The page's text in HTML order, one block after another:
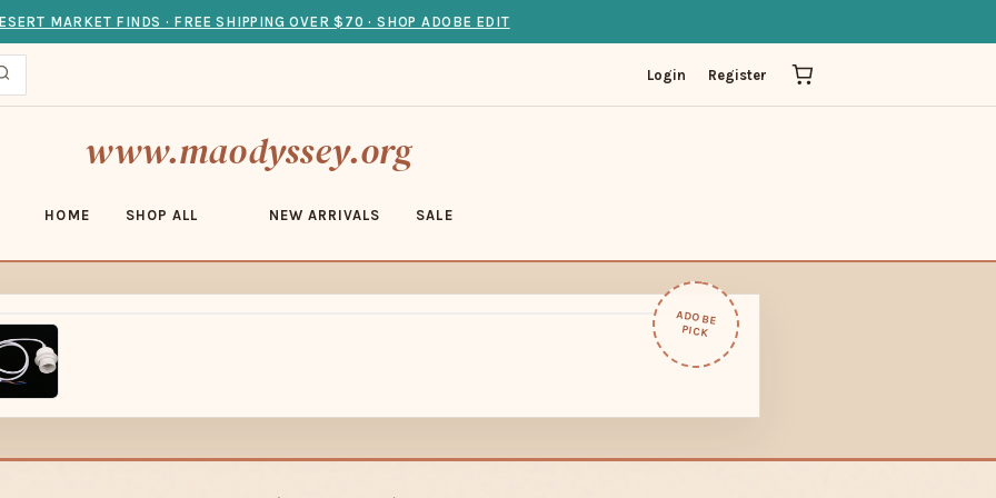
MARKET FINDS · FREE SHIPPING OVER $70 · SHOP ADOBE EDIT
Login Register
www.maodyssey.org
HOME SHOP ALL NEW ARRIVALS SALE
ADOBE
PICK